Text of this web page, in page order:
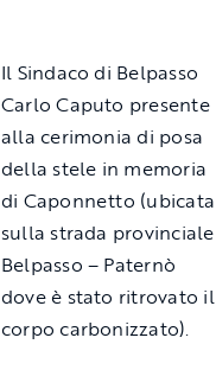
Il Sindaco di Belpasso
Carlo Caputo presente
alla cerimonia di posa
della stele in memoria
di Caponnetto (ubicata
sulla strada provinciale
Belpasso – Paternò
dove è stato ritrovato il
corpo carbonizzato).